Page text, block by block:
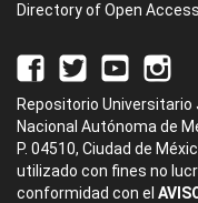
Directory of Open
Repositorio Universitario
Nacional Autónoma de
P. 04510, Ciudad de
utilizado con fines no
conformidad con el